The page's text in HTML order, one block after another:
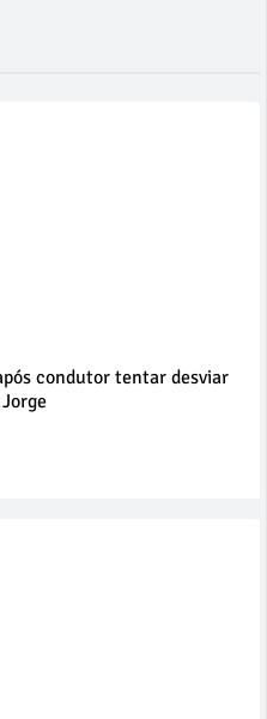
condutor tentar desviar